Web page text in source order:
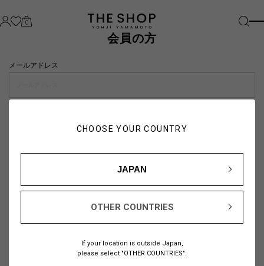
CHOOSE YOUR COUNTRY
JAPAN
OTHER COUNTRIES
If your location is outside Japan,
please select "OTHER COUNTRIES".
0
会員の方
メールアドレス
こちら
または